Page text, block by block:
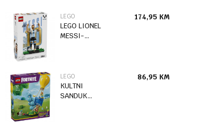
LEGO
LEGO LIONEL
MESSI-
174,95 KM
LEGO
KULTNI
SANDUK
86,95 KM